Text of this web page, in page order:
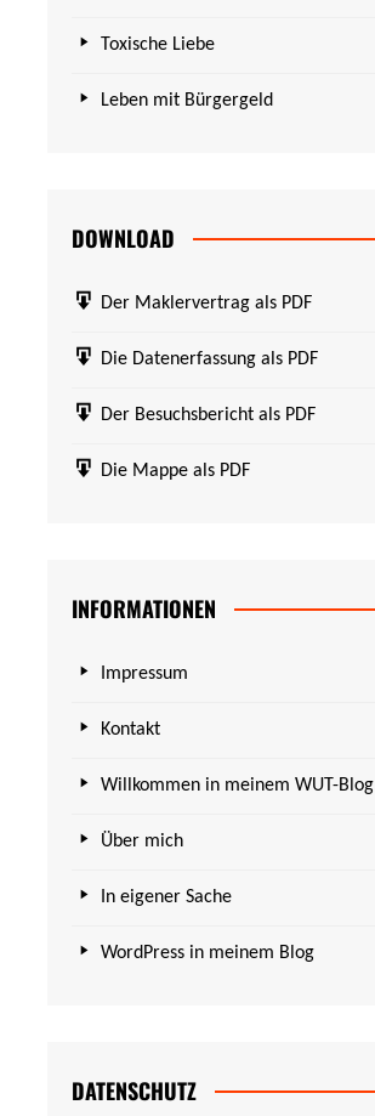
Toxische Liebe
Leben mit Bürgergeld
DOWNLOAD
Der Maklervertrag als PDF
Die Datenerfassung als PDF
Der Besuchsbericht als PDF
Die Mappe als PDF
INFORMATIONEN
Impressum
Kontakt
Willkommen in meinem WUT-Blog
Über mich
In eigener Sache
WordPress in meinem Blog
DATENSCHUTZ